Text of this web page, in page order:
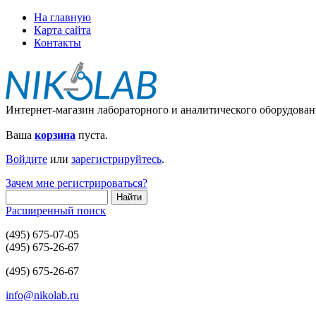
На главную
Карта сайта
Контакты
Интернет-магазин лабораторного и аналитического
Ваша корзина пуста.
Войдите или зарегистрируйтесь.
Зачем мне регистрироваться?
Расширенный поиск
(495) 675-07-05
(495) 675-26-67
(495) 675-26-67
info@nikolab.ru